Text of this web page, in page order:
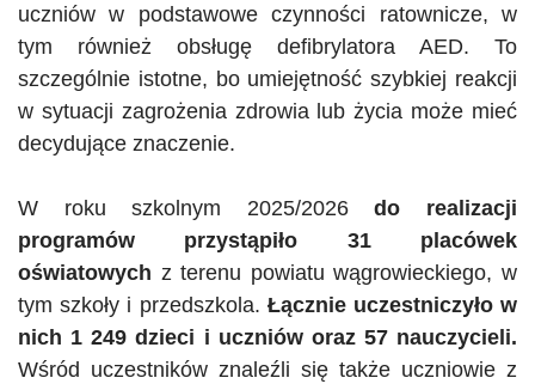
uczniów w podstawowe czynności ratownicze, w
tym również obsługę defibrylatora AED. To
szczególnie istotne, bo umiejętność szybkiej reakcji
w sytuacji zagrożenia zdrowia lub życia może mieć
decydujące znaczenie.
W roku szkolnym 2025/2026do realizacji
programów przystąpiło 31 placówek
oświatowych z terenu powiatu wągrowieckiego, w
tym szkoły i przedszkola. Łącznie uczestniczyło w
nich 1 249 dzieci i uczniów oraz 57 nauczycieli.
Wśród uczestników znaleźli się także uczniowie z